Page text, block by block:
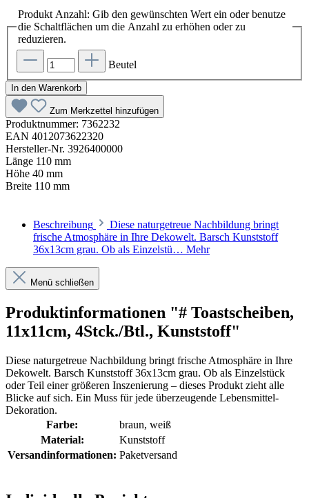
Produkt Anzahl: Gib den gewünschten Wert ein oder benutze
die Schaltflächen um die Anzahl zu erhöhen oder zu
reduzieren.
Beutel
In den Warenkorb
Zum Merkzettel hinzufügen
Produktnummer: 7362232
EAN 4012073622320
Hersteller-Nr. 3926400000
Länge 110 mm
Höhe 40 mm
Breite 110 mm
Beschreibung
Diese naturgetreue Nachbildung bringt
frische Atmosphäre in Ihre Dekowelt. Barsch Kunststoff
36x13cm grau. Ob als Einzelstü… Mehr
Menü schließen
Produktinformationen "# Toastscheiben,
11x11cm, 4Stck./Btl., Kunststoff"
Diese naturgetreue Nachbildung bringt frische Atmosphäre in Ihre
Dekowelt. Barsch Kunststoff 36x13cm grau. Ob als Einzelstück
oder Teil einer größeren Inszenierung – dieses Produkt zieht alle
Blicke auf sich. Ein Muss für jede überzeugende Lebensmittel-
Dekoration.
Farbe:
braun, weiß
Material:
Kunststoff
Versandinformationen: Paketversand